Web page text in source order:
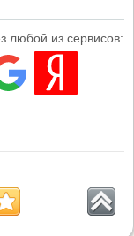
любой из сервисов: